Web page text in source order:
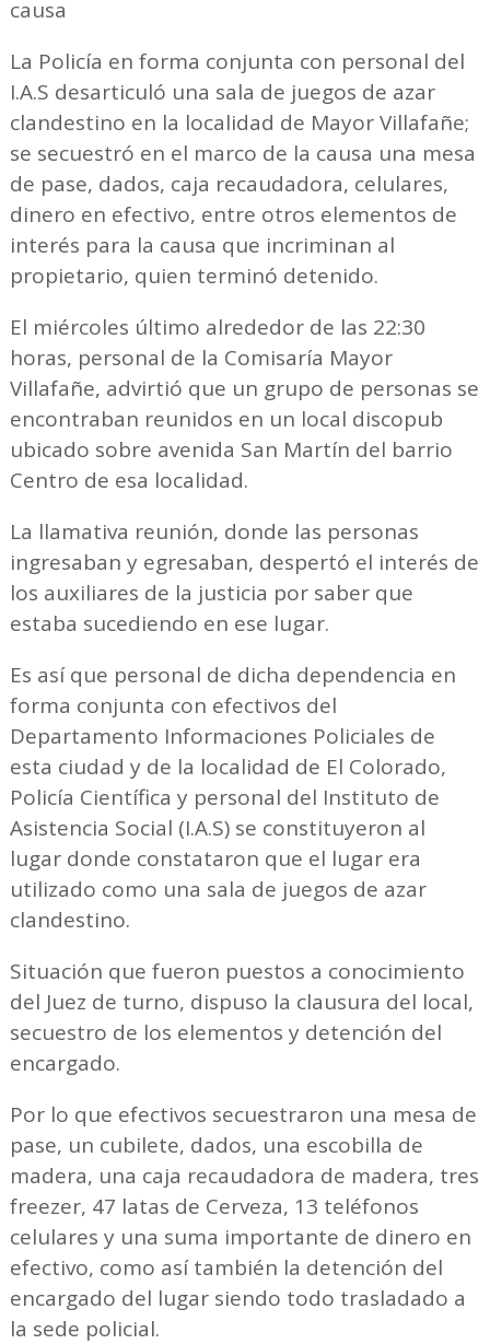
causa
La Policía en forma conjunta con personal del
I.A.S desarticuló una sala de juegos de azar
clandestino en la localidad de Mayor Villafañe;
se secuestró en el marco de la causa una mesa
de pase, dados, caja recaudadora, celulares,
dinero en efectivo, entre otros elementos de
interés para la causa que incriminan al
propietario, quien terminó detenido.
El miércoles último alrededor de las 22:30
horas, personal de la Comisaría Mayor
Villafañe, advirtió que un grupo de personas se
encontraban reunidos en un local discopub
ubicado sobre avenida San Martín del barrio
Centro de esa localidad.
La llamativa reunión, donde las personas
ingresaban y egresaban, despertó el interés de
los auxiliares de la justicia por saber que
estaba sucediendo en ese lugar.
Es así que personal de dicha dependencia en
forma conjunta con efectivos del
Departamento Informaciones Policiales de
esta ciudad y de la localidad de El Colorado,
Policía Científica y personal del Instituto de
Asistencia Social (I.A.S) se constituyeron al
lugar donde constataron que el lugar era
utilizado como una sala de juegos de azar
clandestino.
Situación que fueron puestos a conocimiento
del Juez de turno, dispuso la clausura del local,
secuestro de los elementos y detención del
encargado.
Por lo que efectivos secuestraron una mesa de
pase, un cubilete, dados, una escobilla de
madera, una caja recaudadora de madera, tres
freezer, 47 latas de Cerveza, 13 teléfonos
celulares y una suma importante de dinero en
efectivo, como así también la detención del
encargado del lugar siendo todo trasladado a
la sede policial.